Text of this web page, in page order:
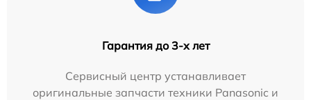
Гарантия до 3-х лет
Сервисный центр устанавливает
оригинальные запчасти техники Panasonic и